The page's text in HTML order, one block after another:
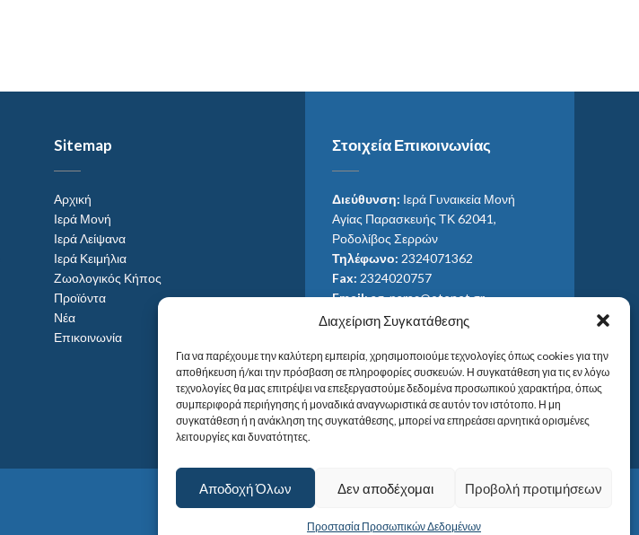
Διαχείριση Συγκατάθεσης
Για να παρέχουμε την καλύτερη εμπειρία, χρησιμοποιούμε τεχνολογίες όπως cookies για την
αποθήκευση ή/και την πρόσβαση σε πληροφορίες συσκευών. Η συγκατάθεση για τις εν λόγω
τεχνολογίες θα μας επιτρέψει να επεξεργαστούμε δεδομένα προσωπικού χαρακτήρα, όπως
συμπεριφορά περιήγησης ή μοναδικά αναγνωριστικά σε αυτόν τον ιστότοπο. Η μη
συγκατάθεση ή η ανάκληση της συγκατάθεσης, μπορεί να επηρεάσει αρνητικά ορισμένες
λειτουργίες και δυνατότητες.
Αποδοχή Όλων Δεν αποδέχομαι Προβολή προτιμήσεων
Προστασία Προσωπικών Δεδομένων
Sitemap
Αρχική
Ιερά Μονή
Ιερά Λείψανα
Ιερά Κειμήλια
Ζωολογικός Κήπος
Προϊόντα
Νέα
Επικοινωνία
Στοιχεία Επικοινωνίας
Διεύθυνση: Ιερά Γυναικεία Μονή
Αγίας Παρασκευής ΤΚ 62041,
Ροδολίβος Σερρών
Τηλέφωνο: 2324071362
Fax: 2324020757
Email:ag_paras@otenet.gr
Email:info@im-agparaskevis.gr
Από ανατολή έως και δύση του ηλίου.